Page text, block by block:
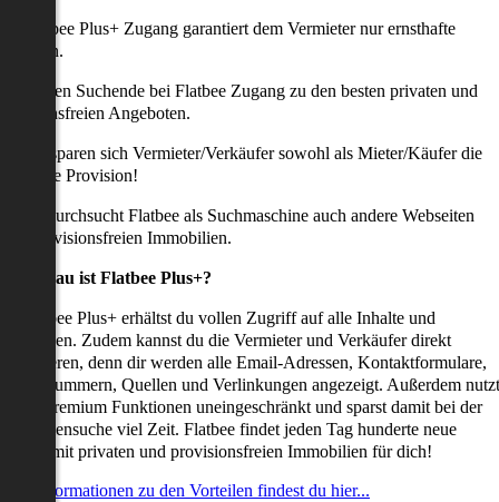
Flatbee Plus+ Zugang garantiert dem Vermieter nur ernsthafte
erhalten Suchende bei Flatbee Zugang zu den besten privaten und
Angeboten.
uns sparen sich Vermieter/Verkäufer sowohl als Mieter/Käufer die
Provision!
durchsucht Flatbee als Suchmaschine auch andere Webseiten
provisionsfreien Immobilien.
genau ist Flatbee Plus+?
Flatbee Plus+ erhältst du vollen Zugriff auf alle Inhalte und
Zudem kannst du die Vermieter und Verkäufer direkt
denn dir werden alle Email-Adressen, Kontaktformulare,
Quellen und Verlinkungen angezeigt. Außerdem nutzt
alle Premium Funktionen uneingeschränkt und sparst damit bei der
viel Zeit. Flatbee findet jeden Tag hunderte neue
mit privaten und provisionsfreien Immobilien für dich!
Informationen zu den Vorteilen findest du hier...